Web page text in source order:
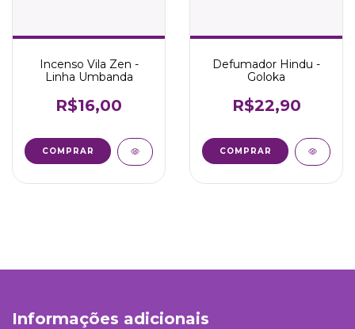
Incenso Vila Zen -
Linha Umbanda
R$16,00
COMPRAR
Defumador Hindu -
Goloka
R$22,90
COMPRAR
Informações adicionais